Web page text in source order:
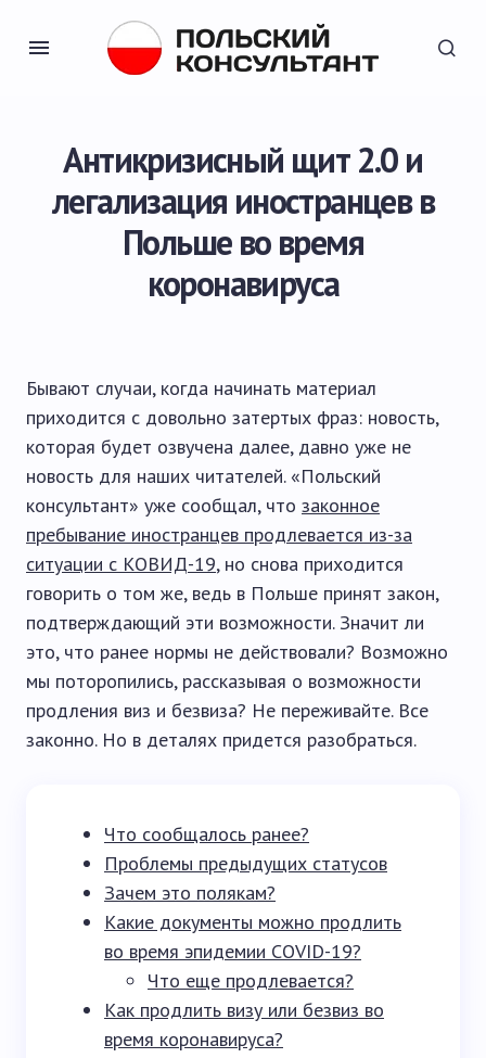
Антикризисный щит 2.0 и
легализация иностранцев в
Польше во время
коронавируса
Бывают случаи, когда начинать материал
приходится с довольно затертых фраз: новость,
которая будет озвучена далее, давно уже не
новость для наших читателей. «Польский
консультант» уже сообщал, что законное
пребывание иностранцев продлевается из-за
ситуации с КОВИД-19, но снова приходится
говорить о том же, ведь в Польше принят закон,
подтверждающий эти возможности. Значит ли
это, что ранее нормы не действовали? Возможно
мы поторопились, рассказывая о возможности
продления виз и безвиза? Не переживайте. Все
законно. Но в деталях придется разобраться.
Что сообщалось ранее?
Проблемы предыдущих статусов
Зачем это полякам?
Какие документы можно продлить
во время эпидемии COVID-19?
Что еще продлевается?
Как продлить визу или безвиз во
время коронавируса?